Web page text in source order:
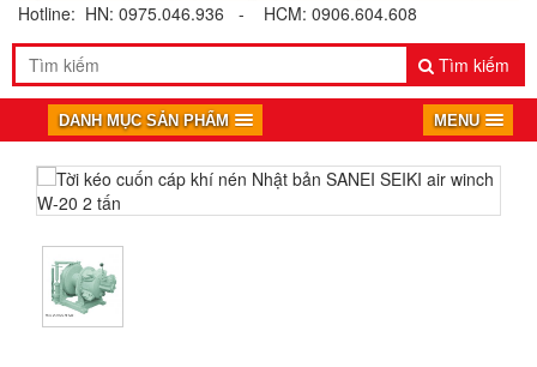
Hotline: HN: 0975.046.936 - HCM: 0906.604.608
Tìm kiếm
DANH MỤC SẢN PHẨM MENU